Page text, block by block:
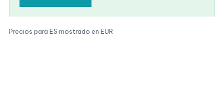
Precios para ES·mostrado en EUR